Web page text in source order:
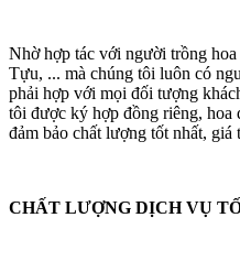
Nhờ hợp tác với người trồng
Tựu, ... mà chúng tôi luôn có
phải hợp với mọi đối tượng
tôi được ký hợp đồng riêng, hoa
đảm bảo chất lượng tốt nhất, giá
CHẤT LƯỢNG DỊCH VỤ